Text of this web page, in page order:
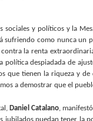
sociales y políticos y la
sufriendo como nunca un
la renta
despiadada de
tienen la riqueza y de
a demostrar que el
Daniel Catalano,
puedan tener la